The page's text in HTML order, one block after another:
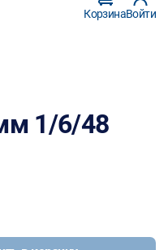
КорзинаВойти
1/6/48